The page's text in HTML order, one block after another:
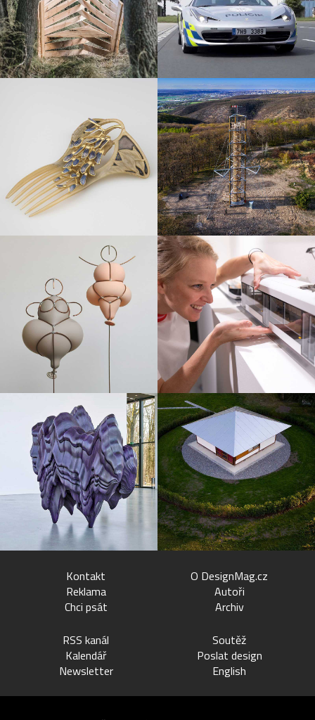
Kontakt
Reklama
Chci psát
O DesignMag.cz
Autoři
Archiv
RSS kanál
Kalendář
Newsletter
Soutěž
Poslat design
English